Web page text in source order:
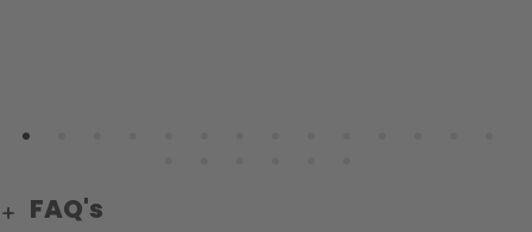
FAQ's